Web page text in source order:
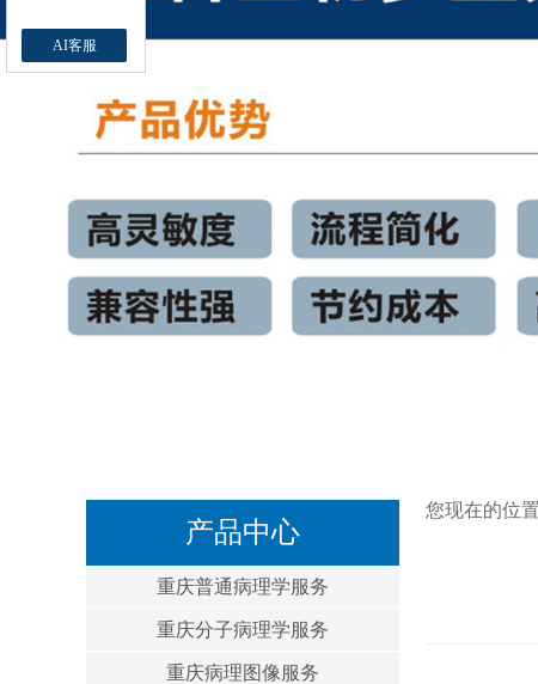
产品中心
重庆普通病理学服务
重庆分子病理学服务
重庆病理图像服务
您现在的位置
AI客服